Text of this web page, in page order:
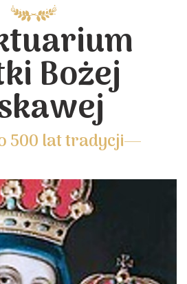
Bożej
500 lat tradycji